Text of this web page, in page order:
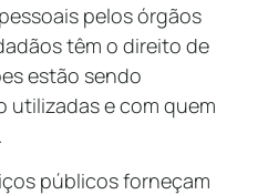
pelos órgãos
têm o direito de
estão sendo
utilizadas e com quem
públicos forneçam